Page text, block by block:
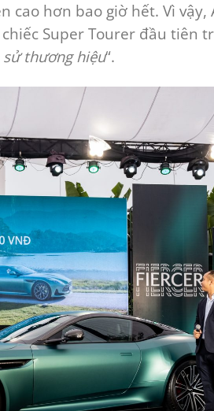
cao hơn bao giờ hết. Vì
Super Tourer đầu tiên
thương hiệu“.